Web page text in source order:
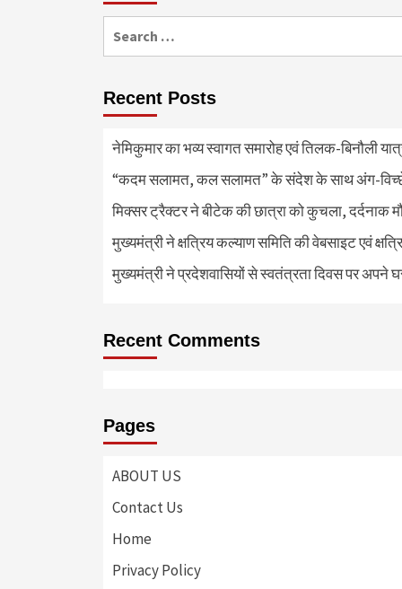
for:
Recent Posts
नेमिकुमार का भव्य स्वागत समारोह एवं तिलक-बिनौली
“कदम सलामत, कल सलामत” के संदेश के साथ अंग-
मिक्सर ट्रैक्टर ने बीटेक की छात्रा को कुचला, दर्दनाक
मुख्यमंत्री ने क्षत्रिय कल्याण समिति की वेबसाइट एवं
मुख्यमंत्री ने प्रदेशवासियों से स्वतंत्रता दिवस पर अपने
Recent Comments
Pages
ABOUT US
Contact Us
Home
Privacy Policy